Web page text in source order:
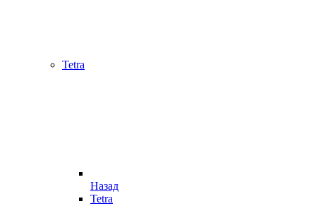
Tetra
Назад
Tetra